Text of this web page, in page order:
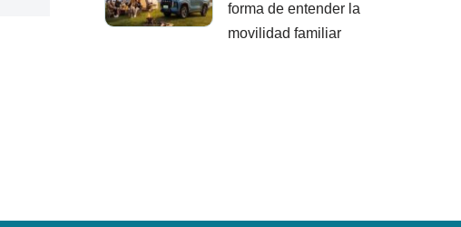
forma de entender la
movilidad familiar